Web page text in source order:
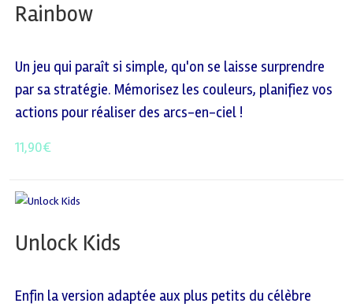
Rainbow
Un jeu qui paraît si simple, qu'on se laisse surprendre
par sa stratégie. Mémorisez les couleurs, planifiez vos
actions pour réaliser des arcs-en-ciel !
11,90€
Unlock Kids
Enfin la version adaptée aux plus petits du célèbre